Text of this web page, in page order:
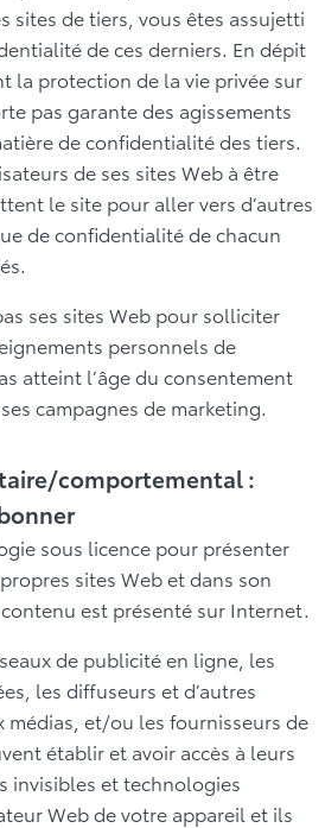
sites de tiers, vous êtes assujetti
de ces derniers. En dépit
la protection de la vie privée sur
pas garante des agissements
de confidentialité des tiers.
de ses sites Web à être
le site pour aller vers d’autres
de confidentialité de chacun
ses sites Web pour solliciter
personnels de
atteint l’âge du consentement
campagnes de marketing.
comportemental :
sous licence pour présenter
sites Web et dans son
est présenté sur Internet.
de publicité en ligne, les
les diffuseurs et d’autres
médias, et/ou les fournisseurs de
établir et avoir accès à leurs
invisibles et technologies
Web de votre appareil et ils